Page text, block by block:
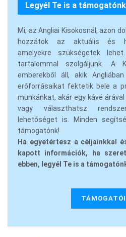
Legyél Te is a támogatónk
Mi, az Angliai Kisokosnál, azon
hozzátok az aktuális és
amelyekre szükségetek
tartalommal szolgáljunk. A
emberekből áll, akik
erőforrásaikat fektetik bele a
munkánkat, akár egy kávé
vagy választhatsz
lehetőséget is. Minden
támogatónk!
Ha egyetértesz a céljainkkal
kapott információk, ha
ebben, legyél Te is a